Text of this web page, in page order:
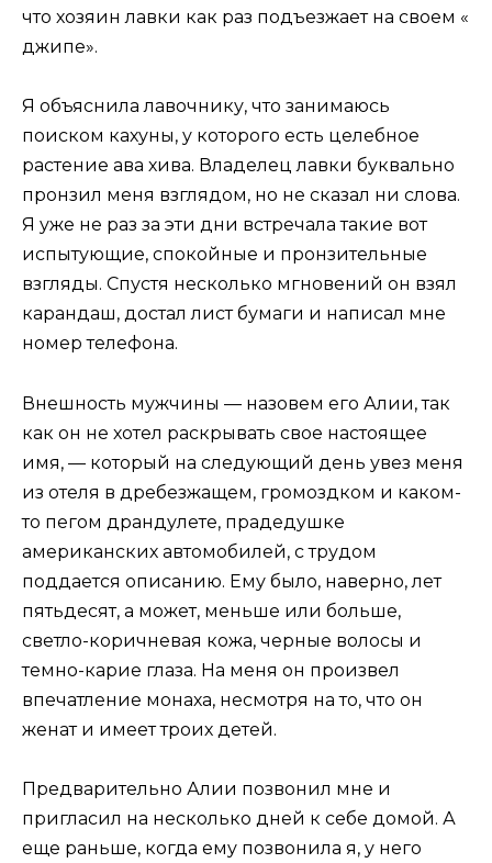
что хозяин лавки как раз подъезжает на своем «
джипе».
Я объяснила лавочнику, что занимаюсь
поиском кахуны, у которого есть целебное
растение ава хива. Владелец лавки буквально
пронзил меня взглядом, но не сказал ни слова.
Я уже не раз за эти дни встречала такие вот
испытующие, спокойные и пронзительные
взгляды. Спустя несколько мгновений он взял
карандаш, достал лист бумаги и написал мне
номер телефона.
Внешность мужчины — назовем его Алии, так
как он не хотел раскрывать свое настоящее
имя, — который на следующий день увез меня
из отеля в дребезжащем, громоздком и каком-
то пегом драндулете, прадедушке
американских автомобилей, с трудом
поддается описанию. Ему было, наверно, лет
пятьдесят, а может, меньше или больше,
светло-коричневая кожа, черные волосы и
темно-карие глаза. На меня он произвел
впечатление монаха, несмотря на то, что он
женат и имеет троих детей.
Предварительно Алии позвонил мне и
пригласил на несколько дней к себе домой. А
еще раньше, когда ему позвонила я, у него